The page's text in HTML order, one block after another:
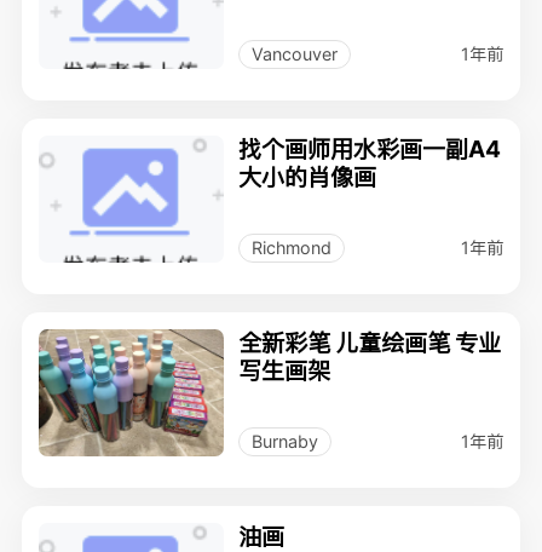
Vancouver 1年前
找个画师用水彩画一副A4
大小的肖像画
Richmond 1年前
全新彩笔 儿童绘画笔 专业
写生画架
Burnaby 1年前
油画